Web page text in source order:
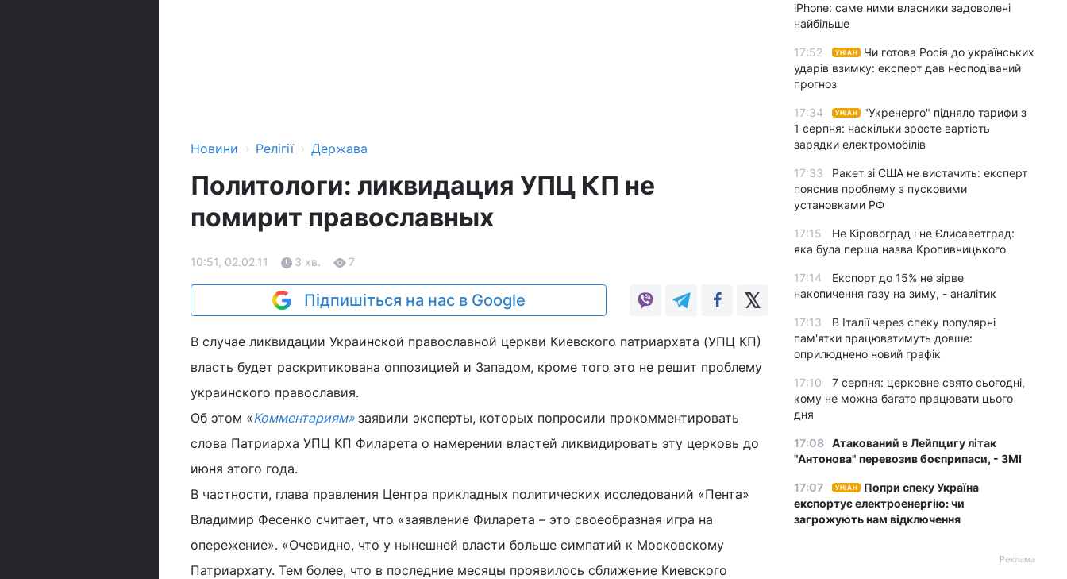
Новини › Релігії › Держава
Политологи: ликвидация УПЦ КП не
помирит православных
10:51, 02.02.11 3 хв. 7
Підпишіться на нас в Google
В случае ликвидации Украинской православной церкви Киевского патриархата (УПЦ КП)
власть будет раскритикована оппозицией и Западом, кроме того это не решит проблему
украинского православия.
Об этом «Комментариям» заявили эксперты, которых попросили прокомментировать
слова Патриарха УПЦ КП Филарета о намерении властей ликвидировать эту церковь до
июня этого года.
В частности, глава правления Центра прикладных политических исследований «Пента»
Владимир Фесенко считает, что «заявление Филарета – это своеобразная игра на
опережение». «Очевидно, что у нынешней власти больше симпатий к Московскому
Патриархату. Тем более, что в последние месяцы проявилось сближение Киевского
iPhone: саме ними власники задоволені
найбільше
17:52 УНІАН
Чи готова Росія до українських
ударів взимку: експерт дав несподіваний
прогноз
17:34 УНІАН
"Укренерго" підняло тарифи з
1 серпня: наскільки зросте вартість
зарядки електромобілів
17:33
Ракет зі США не вистачить: експерт
пояснив проблему з пусковими
установками РФ
17:15
Не Кіровоград і не Єлисаветград:
яка була перша назва Кропивницького
17:14
Експорт до 15% не зірве
накопичення газу на зиму, - аналітик
17:13
В Італії через спеку популярні
пам'ятки працюватимуть довше:
оприлюднено новий графік
17:10
7 серпня: церковне свято сьогодні,
кому не можна багато працювати цього
дня
17:08 Атакований в Лейпцигу літак
"Антонова" перевозив боєприпаси, - ЗМІ
17:07 УНІАН
Попри спеку Україна
експортує електроенергію: чи
загрожують нам відключення
Реклама